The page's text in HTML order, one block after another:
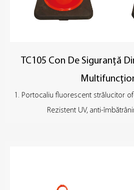
TC105 Con De Siguranță
1. Portocaliu fluorescent strălucitor
Rezistent UV, anti-